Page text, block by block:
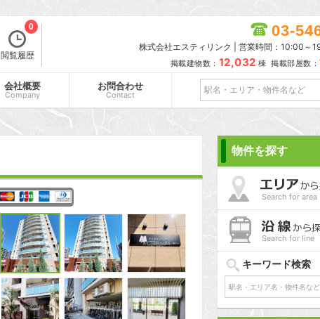
閲覧履歴
0 03-
株式会社エスティリンク | 営業時間：10:00～
掲載建物数： 12,032 棟 掲載部屋数：
会社概要
Company
お問合わせ
Contact
物件を探す
Search for area
Search for line
キーワード検索